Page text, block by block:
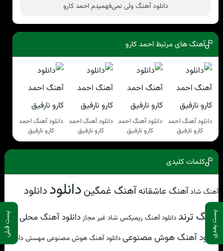
پست بعدی پست قبلی
دانلود آهنگ ولی نمی‌فهمیدم احمد کارو
آهنگ های مرتبط احمد کارو
دانلود آهنگ احمد
کارو نارفیق
دانلود آهنگ احمد
کارو نارفیق
دانلود آهنگ احمد
کارو نارفیق
دانلود آهنگ احمد
کارو نارفیق
کلمات کلیدی
آهنگ شادآهنگ عاشقانهآهنگ غمگیندانلوددانلود
آهنگ ترند دانلود آهنگ ریمیکس شاد غیر مجاز دانلود آهنگ محلی
دانلود آهنگ هوش مصنوعیدانلود آهنگ هوش مصنوعی مهستیدانلود